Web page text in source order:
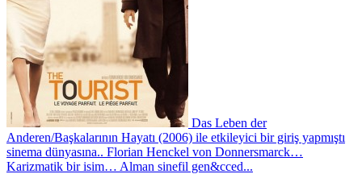
Das Leben der
Anderen/Başkalarının Hayatı (2006) ile etkileyici bir giriş yapmıştı
sinema dünyasına.. Florian Henckel von Donnersmarck…
Karizmatik bir isim… Alman sinefil gen&cced...